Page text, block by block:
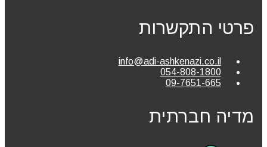
פרטי התקשרות
info@adi-ashkenazi.co.il
054-808-1800
09-7651-665
מדיה חברתית